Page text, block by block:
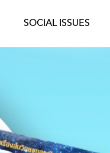
SOCIAL ISSUES